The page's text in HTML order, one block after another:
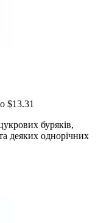
$13.31
буряків,
деяких однорічних